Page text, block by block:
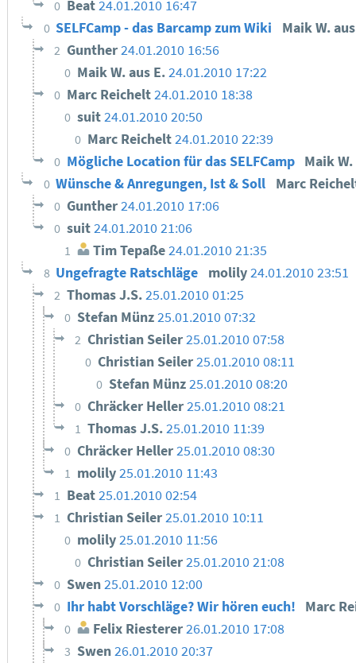
0 Beat24.01.2010 16:47
0 SELFCamp - das Barcamp zum Wiki Maik W.
2 Gunther24.01.2010 16:56
0 Maik W. aus E.24.01.2010 17:22
0 Marc Reichelt24.01.2010 18:38
0 suit24.01.2010 20:50
0 Marc Reichelt24.01.2010 22:39
0 Mögliche Location für das SELFCamp Maik
0 Wünsche & Anregungen, Ist & Soll Marc
0 Gunther24.01.2010 17:06
0 suit24.01.2010 21:06
1 Tim Tepaße24.01.2010 21:35
8 Ungefragte Ratschläge molily24.01.2010 23:51
2 Thomas J.S.25.01.2010 01:25
0 Stefan Münz25.01.2010 07:32
2 Christian Seiler25.01.2010 07:58
0 Christian Seiler25.01.2010 08:11
0 Stefan Münz25.01.2010 08:20
0 Chräcker Heller25.01.2010 08:21
1 Thomas J.S.25.01.2010 11:39
0 Chräcker Heller25.01.2010 08:30
1 molily25.01.2010 11:43
1 Beat25.01.2010 02:54
1 Christian Seiler25.01.2010 10:11
0 molily25.01.2010 11:56
0 Christian Seiler25.01.2010 21:08
0 Swen25.01.2010 12:00
0 Ihr habt Vorschläge? Wir hören euch! Marc
0 Felix Riesterer26.01.2010 17:08
3 Swen26.01.2010 20:37